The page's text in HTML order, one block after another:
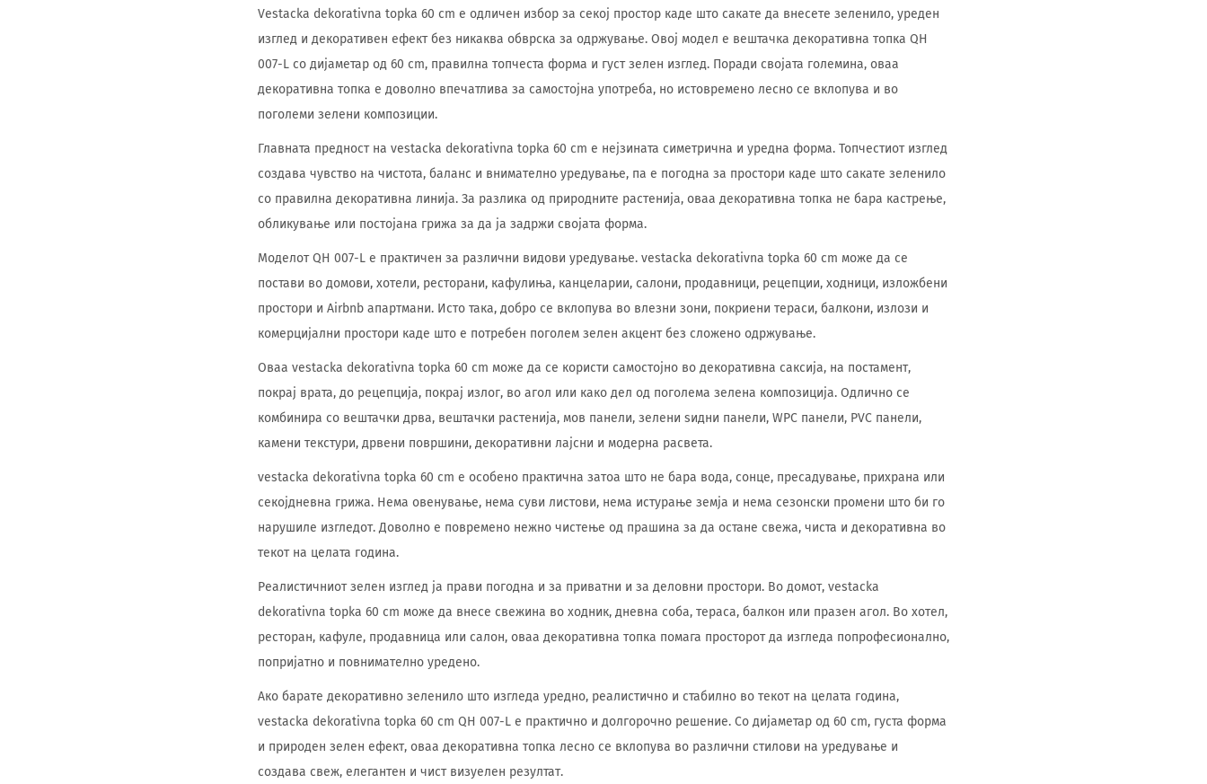
Vestacka dekorativna topka 60 cm е одличен избор за секој простор каде што сакате да внесете зеленило, уреден
изглед и декоративен ефект без никаква обврска за одржување. Овој модел е вештачка декоративна топка QH
007-L со дијаметар од 60 cm, правилна топчеста форма и густ зелен изглед. Поради својата големина, оваа
декоративна топка е доволно впечатлива за самостојна употреба, но истовремено лесно се вклопува и во
поголеми зелени композиции.
Главната предност на vestacka dekorativna topka 60 cm е нејзината симетрична и уредна форма. Топчестиот изглед
создава чувство на чистота, баланс и внимателно уредување, па е погодна за простори каде што сакате зеленило
со правилна декоративна линија. За разлика од природните растенија, оваа декоративна топка не бара кастрење,
обликување или постојана грижа за да ја задржи својата форма.
Моделот QH 007-L е практичен за различни видови уредување. vestacka dekorativna topka 60 cm може да се
постави во домови, хотели, ресторани, кафулиња, канцеларии, салони, продавници, рецепции, ходници, изложбени
простори и Airbnb апартмани. Исто така, добро се вклопува во влезни зони, покриени тераси, балкони, излози и
комерцијални простори каде што е потребен поголем зелен акцент без сложено одржување.
Оваа vestacka dekorativna topka 60 cm може да се користи самостојно во декоративна саксија, на постамент,
покрај врата, до рецепција, покрај излог, во агол или како дел од поголема зелена композиција. Одлично се
комбинира со вештачки дрва, вештачки растенија, мов панели, зелени ѕидни панели, WPC панели, PVC панели,
камени текстури, дрвени површини, декоративни лајсни и модерна расвета.
vestacka dekorativna topka 60 cm е особено практична затоа што не бара вода, сонце, пресадување, прихрана или
секојдневна грижа. Нема овенување, нема суви листови, нема истурање земја и нема сезонски промени што би го
нарушиле изгледот. Доволно е повремено нежно чистење од прашина за да остане свежа, чиста и декоративна во
текот на целата година.
Реалистичниот зелен изглед ја прави погодна и за приватни и за деловни простори. Во домот, vestacka
dekorativna topka 60 cm може да внесе свежина во ходник, дневна соба, тераса, балкон или празен агол. Во хотел,
ресторан, кафуле, продавница или салон, оваа декоративна топка помага просторот да изгледа попрофесионално,
попријатно и повнимателно уредено.
Ако барате декоративно зеленило што изгледа уредно, реалистично и стабилно во текот на целата година,
vestacka dekorativna topka 60 cm QH 007-L е практично и долгорочно решение. Со дијаметар од 60 cm, густа форма
и природен зелен ефект, оваа декоративна топка лесно се вклопува во различни стилови на уредување и
создава свеж, елегантен и чист визуелен резултат.